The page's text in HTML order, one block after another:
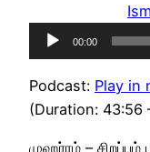
Audio
Player
00:00
Podcast: Play in
(Duration: 43:56
முஹர்ரம் – சிறப்பும்